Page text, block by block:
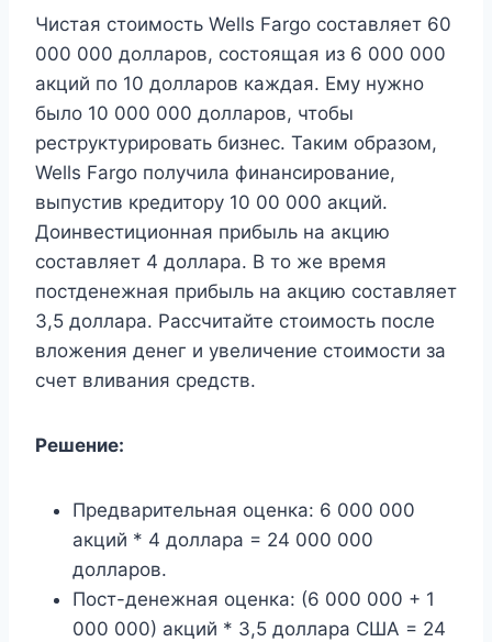
Чистая стоимость Wells Fargo составляет 60
000 000 долларов, состоящая из 6 000 000
акций по 10 долларов каждая. Ему нужно
было 10 000 000 долларов, чтобы
реструктурировать бизнес. Таким образом,
Wells Fargo получила финансирование,
выпустив кредитору 10 00 000 акций.
Доинвестиционная прибыль на акцию
составляет 4 доллара. В то же время
постденежная прибыль на акцию составляет
3,5 доллара. Рассчитайте стоимость после
вложения денег и увеличение стоимости за
счет вливания средств.
Решение:
Предварительная оценка: 6 000 000
акций * 4 доллара = 24 000 000
долларов.
Пост-денежная оценка: (6 000 000 + 1
000 000) акций * 3,5 доллара США = 24